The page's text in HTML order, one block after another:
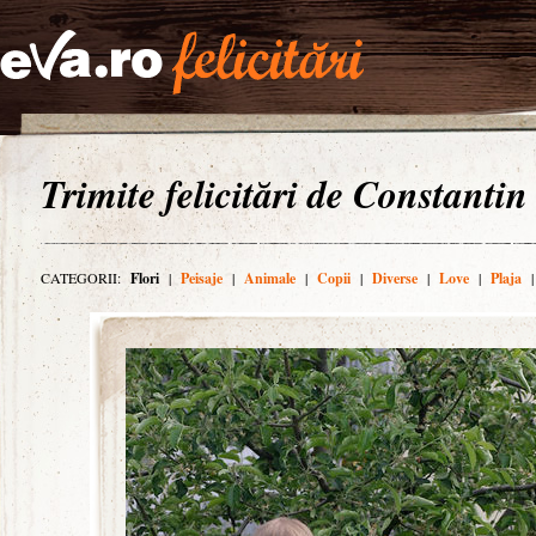
Trimite felicitări de
CATEGORII: Flori | Peisaje | Animale | Copii | Diverse | Love | Plaja |